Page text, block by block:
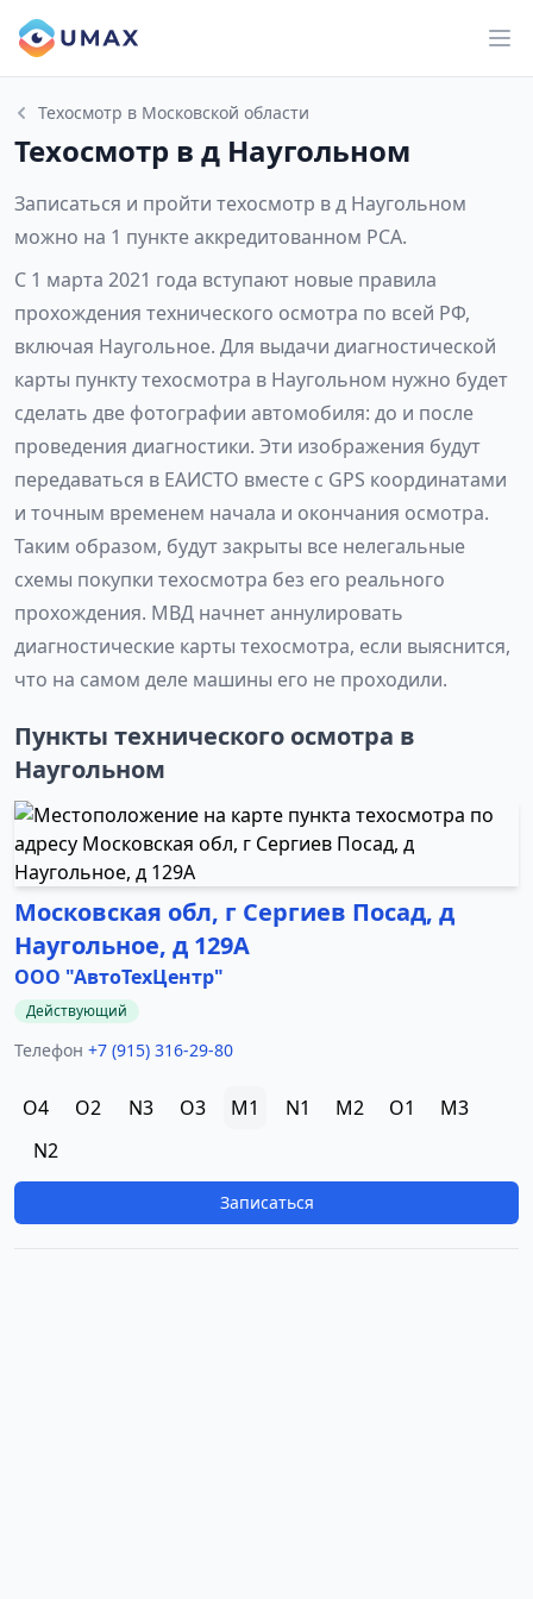
Техосмотр в Московской области
Техосмотр в д Наугольном
Записаться и пройти техосмотр в д Наугольном
можно на 1 пункте аккредитованном РСА.
С 1 марта 2021 года вступают новые правила
прохождения технического осмотра по всей РФ,
включая Наугольное. Для выдачи диагностической
карты пункту техосмотра в Наугольном нужно будет
сделать две фотографии автомобиля: до и после
проведения диагностики. Эти изображения будут
передаваться в ЕАИСТО вместе с GPS координатами
и точным временем начала и окончания осмотра.
Таким образом, будут закрыты все нелегальные
схемы покупки техосмотра без его реального
прохождения. МВД начнет аннулировать
диагностические карты техосмотра, если выяснится,
что на самом деле машины его не проходили.
Пункты технического осмотра в
Наугольном
Московская обл, г Сергиев Посад, д
Наугольное, д 129А
ООО "АвтоТехЦентр"
Действующий
Телефон +7 (915) 316-29-80
O4 O2 N3 O3 M1 N1 M2 O1
M3
N2
Записаться